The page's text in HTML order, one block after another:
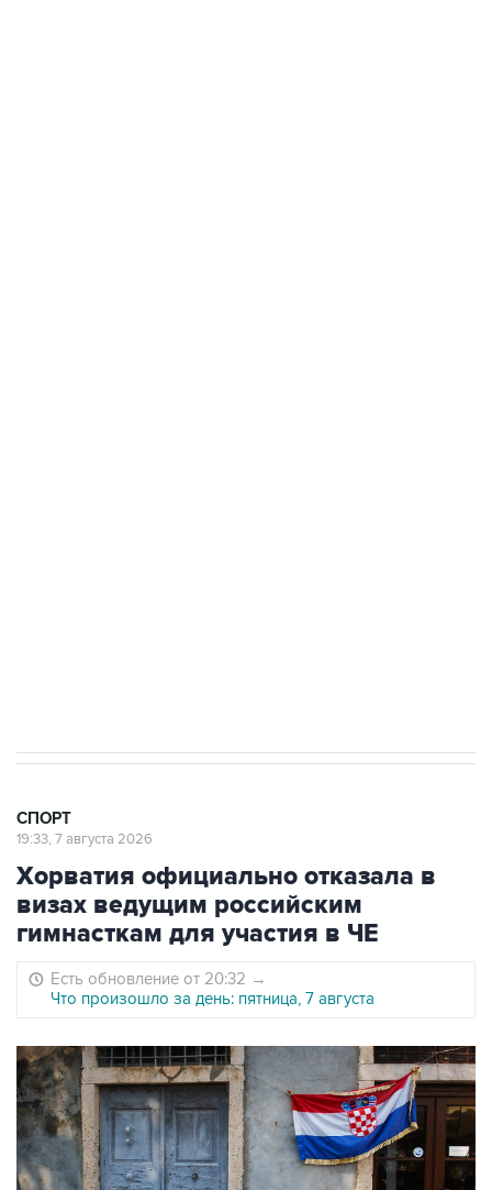
СПОРТ
19:33, 7 августа 2026
Хорватия официально отказала в
визах ведущим российским
гимнасткам для участия в ЧЕ
Есть обновление от 20:32 →
Что произошло за день: пятница, 7 августа